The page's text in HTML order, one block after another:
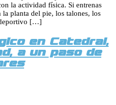
la actividad física. Si entrenas
planta del pie, los talones, los
[…]
en Catedral,
a un paso de